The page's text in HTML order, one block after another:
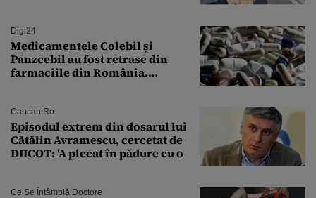
Digi24
Medicamentele Colebil și
Panzcebil au fost retrase din
farmaciile din România.
Cancan.ro
Episodul extrem din dosarul lui
Cătălin Avramescu, cercetat de
DIICOT: 'A plecat în pădure cu o
Ce Se Întâmplă Doctore